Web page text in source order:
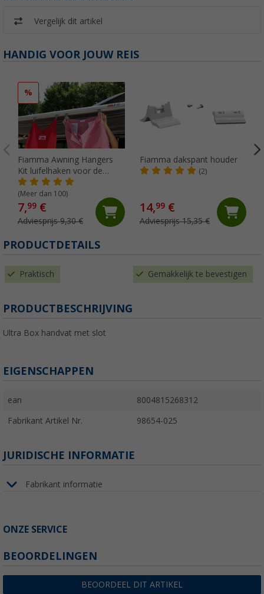
Vergelijk dit artikel
HANDIG VOOR JOUW REIS
%
Fiamma Awning Hangers
Kit luifelhaken voor de
peesgeleider
(Meer dan 100)
7,99 €
Adviesprijs 9,30 €
Fiamma dakspant houder
(2)
14,99€
Adviesprijs 15,35 €
PRODUCTDETAILS
Praktisch Gemakkelijk te bevestigen
PRODUCTBESCHRIJVING
Ultra Box handvat met slot
EIGENSCHAPPEN
ean 8004815268312
Fabrikant Artikel Nr. 98654-025
JURIDISCHE INFORMATIE
Fabrikant informatie
ONZE SERVICE
BEOORDELINGEN
BEOORDEEL DIT ARTIKEL